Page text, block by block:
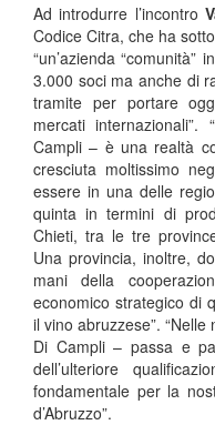
Ad introdurre l’incontro
Codice Citra, che ha
“un’azienda
3.000 soci ma anche di
tramite per portare
mercati
Campli – è una realtà
cresciuta moltissimo
essere in una delle
quinta in termini di
Chieti, tra le tre
Una provincia, inoltre,
mani della
economico strategico di
il vino abruzzese”.
Di Campli – passa e
dell’ulteriore
fondamentale per la
d’Abruzzo”.